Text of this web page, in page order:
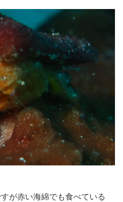
が赤い海綿でも食べている